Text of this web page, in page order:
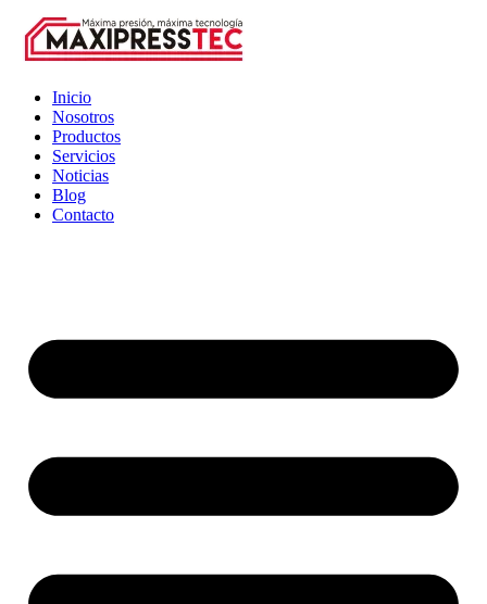
Inicio
Nosotros
Productos
Servicios
Noticias
Blog
Contacto